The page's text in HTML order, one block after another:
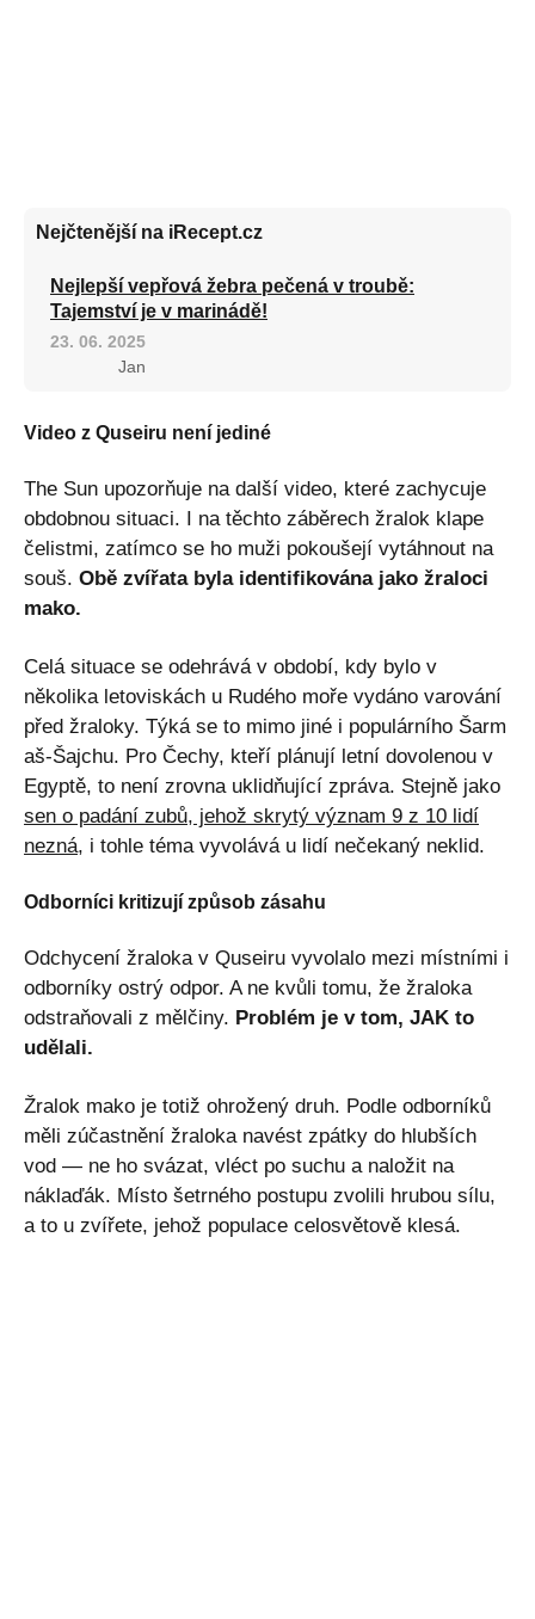
Nejčtenější na iRecept.cz
Nejlepší vepřová žebra pečená v troubě:
Tajemství je v marinádě!
23. 06. 2025
Jan
Video z Quseiru není jediné
The Sun upozorňuje na další video, které zachycuje
obdobnou situaci. I na těchto záběrech žralok klape
čelistmi, zatímco se ho muži pokoušejí vytáhnout na
souš. Obě zvířata byla identifikována jako žraloci
mako.
Celá situace se odehrává v období, kdy bylo v
několika letoviskách u Rudého moře vydáno varování
před žraloky. Týká se to mimo jiné i populárního Šarm
aš-Šajchu. Pro Čechy, kteří plánují letní dovolenou v
Egyptě, to není zrovna uklidňující zpráva. Stejně jako
sen o padání zubů, jehož skrytý význam 9 z 10 lidí
nezná, i tohle téma vyvolává u lidí nečekaný neklid.
Odborníci kritizují způsob zásahu
Odchycení žraloka v Quseiru vyvolalo mezi místními i
odborníky ostrý odpor. A ne kvůli tomu, že žraloka
odstraňovali z mělčiny. Problém je v tom, JAK to
udělali.
Žralok mako je totiž ohrožený druh. Podle odborníků
měli zúčastnění žraloka navést zpátky do hlubších
vod — ne ho svázat, vléct po suchu a naložit na
náklaďák. Místo šetrného postupu zvolili hrubou sílu,
a to u zvířete, jehož populace celosvětově klesá.